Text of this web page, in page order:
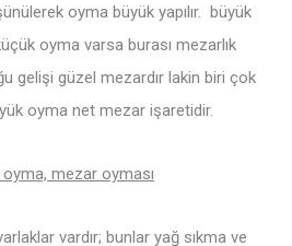
oyma büyük yapılır. büyük
oyma varsa burası mezarlık
gelişi güzel mezardır lakin biri çok
oyma net mezar işaretidir.
vardır; bunlar yağ sıkma ve